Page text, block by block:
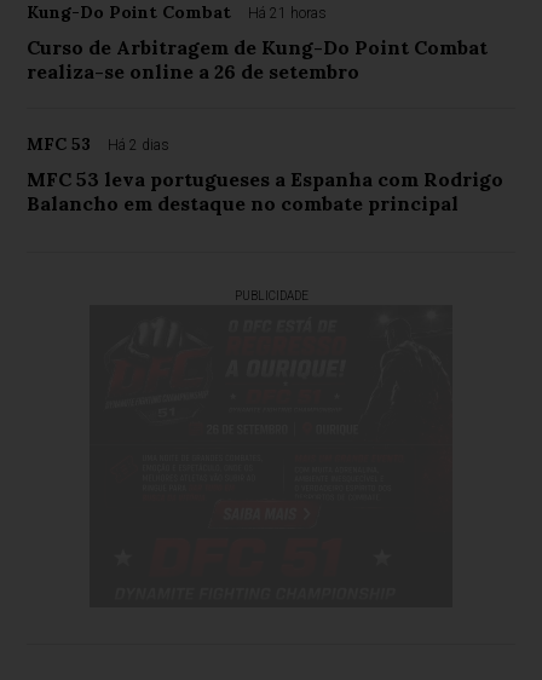
Kung-Do Point Combat Há 21 horas
Curso de Arbitragem de Kung-Do Point Combat
realiza-se online a 26 de setembro
MFC 53 Há 2 dias
MFC 53 leva portugueses a Espanha com Rodrigo
Balancho em destaque no combate principal
PUBLICIDADE